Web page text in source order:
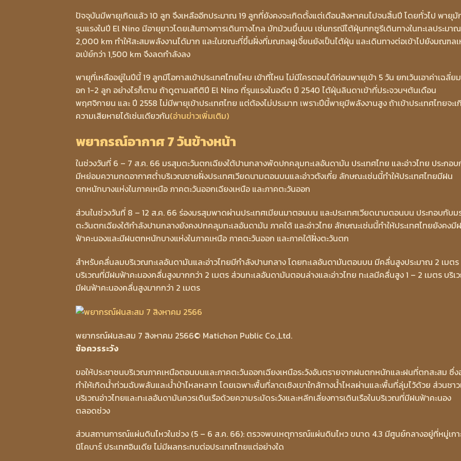
ปัจจุบันมีพายุเกิดแล้ว 10 ลูก จึงเหลืออีกประมาณ 19 ลูกที่ยังคงจะเกิดตั้งแต่เดือนสิงหาคมไปจนสิ้นปี โดยทั่วไป พายุมั
รุนแรงในปี El Nino มีอายุยาวโดยเส้นทางการเดินทางไกล มักม้วนขึ้นบน เช่นกรณีไต้ฝุ่นทกซูรีเดินทางในทะเลประมาณ
2,000 km ทำให้สะสมพลังงานได้มาก และในขณะที่ขึ้นฝั่งที่มณฑลฝูเจี้ยนยังเป็นไต้ฝุ่น และเดินทางต่อเข้าไปยังมณฑล
อเป่ย์กว่า 1,500 km จึงลดกำลังลง
พายุที่เหลืออยู่ในปีนี้ 19 ลูกมีโอกาสเข้าประเทศไทยไหม เข้าที่ไหน ไม่มีใครตอบได้ก่อนพายุเข้า 5 วัน ยกเว้นเอาค่าเฉลี่ย
อก 1-2 ลูก อย่างไรก็ตาม ถ้าดูตามสถิติปี El Nino ที่รุนแรงในอดีต ปี 2540 ไต้ฝุ่นลินดาเข้าที่ประจวบฯต้นเดือน
พฤศจิกายน และ ปี 2558 ไม่มีพายุเข้าประเทศไทย แต่ต้องไม่ประมาท เพราะปีนี้พายุมีพลังงานสูง ถ้าเข้าประเทศไทยจะเ
ความเสียหายได้เช่นเดียวกัน(อ่านข่าวเพิ่มเติม)
พยากรณ์อากาศ 7 วันข้างหน้า
ในช่วงวันที่ 6 – 7 ส.ค. 66 มรสุมตะวันตกเฉียงใต้ปานกลางพัดปกคลุมทะเลอันดามัน ประเทศไทย และอ่าวไทย ประกอ
มีหย่อมความกดอากาศต่ำบริเวณชายฝั่งประเทศเวียดนามตอนบนและอ่าวตังเกี๋ย ลักษณะเช่นนี้ทำให้ประเทศไทยมีฝน
ตกหนักบางแห่งในภาคเหนือ ภาคตะวันออกเฉียงเหนือ และภาคตะวันออก
ส่วนในช่วงวันที่ 8 – 12 ส.ค. 66 ร่องมรสุมพาดผ่านประเทศเมียนมาตอนบน และประเทศเวียดนามตอนบน ประกอบกับม
ตะวันตกเฉียงใต้กำลังปานกลางยังคงปกคลุมทะเลอันดามัน ภาคใต้ และอ่าวไทย ลักษณะเช่นนี้ทำให้ประเทศไทยยังคงมี
ฟ้าคะนองและมีฝนตกหนักบางแห่งในภาคเหนือ ภาคตะวันออก และภาคใต้ฝั่งตะวันตก
สำหรับคลื่นลมบริเวณทะเลอันดามันและอ่าวไทยมีกำลังปานกลาง โดยทะเลอันดามันตอนบน มีคลื่นสูงประมาณ 2 เมตร
บริเวณที่มีฝนฟ้าคะนองคลื่นสูงมากกว่า 2 เมตร ส่วนทะเลอันดามันตอนล่างและอ่าวไทย ทะเลมีคลื่นสูง 1 – 2 เมตร บริ
มีฝนฟ้าคะนองคลื่นสูงมากกว่า 2 เมตร
พยากรณ์ฝนสะสม 7 สิงหาคม 2566© Matichon Public Co.,Ltd.
ข้อควรระวัง
ขอให้ประชาชนบริเวณภาคเหนือตอนบนและภาคตะวันออกเฉียงเหนือระวังอันตรายจากฝนตกหนักและฝนที่ตกสะสม ซึ่ง
ทำให้เกิดน้ำท่วมฉับพลันและน้ำป่าไหลหลาก โดยเฉพาะพื้นที่ลาดเชิงเขาใกล้ทางน้ำไหลผ่านและพื้นที่ลุ่มไว้ด้วย ส่วนชาว
บริเวณอ่าวไทยและทะเลอันดามันควรเดินเรือด้วยความระมัดระวังและหลีกเลี่ยงการเดินเรือในบริเวณที่มีฝนฟ้าคะนอง
ตลอดช่วง
ส่วนสถานการณ์แผ่นดินไหวในช่วง (5 – 6 ส.ค. 66): ตรวจพบเหตุการณ์แผ่นดินไหว ขนาด 4.3 มีศูนย์กลางอยู่ที่หมู่เกา
นิโคบาร์ ประเทศอินเดีย ไม่มีผลกระทบต่อประเทศไทยแต่อย่างใด